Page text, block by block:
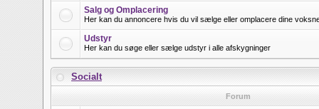
Salg og Omplacering
Her kan du annoncere hvis du vil sælge eller omplacere dine
Udstyr
Her kan du søge eller sælge udstyr i alle afskygninger
Socialt
Forum